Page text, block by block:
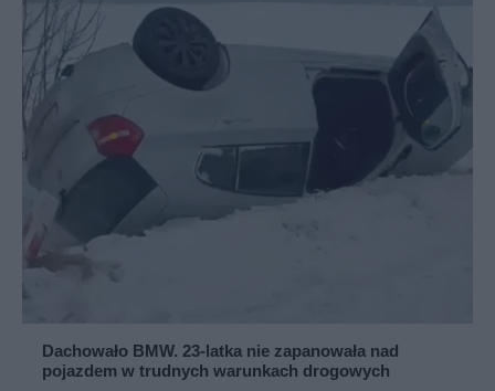
Dachowało BMW. 23-latka nie zapanowała nad
pojazdem w trudnych warunkach drogowych